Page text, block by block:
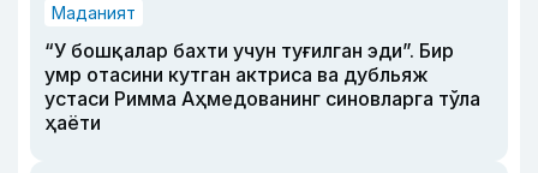
Маданият
“У бошқалар бахти учун туғилган эди”. Бир
умр отасини кутган актриса ва дубльяж
устаси Римма Аҳмедованинг синовларга тўла
ҳаёти